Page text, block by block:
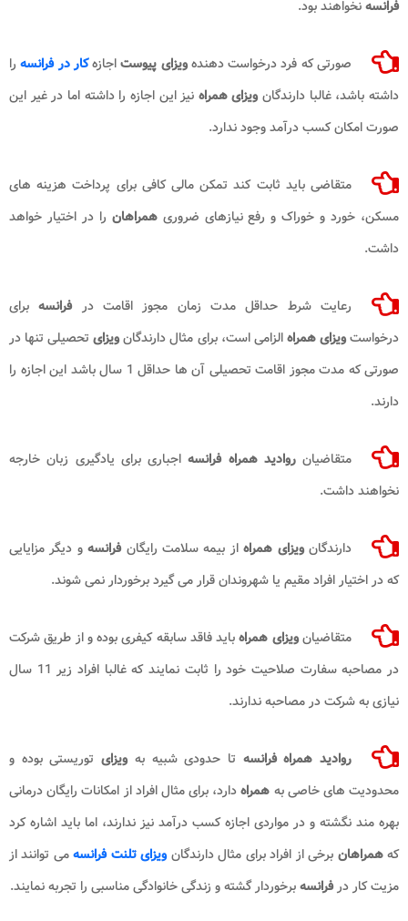
فرانسهنخواهند بود.
صورتی که فرد درخواست دهندهویزای پیوستاجازهکار در فرانسه را
داشته باشد، غالبا دارندگان ویزای همراه نیز این اجازه را داشته اما در غیر این
صورت امکان کسب درآمد وجود ندارد.
متقاضی باید ثابت کند تمکن مالی کافی برای پرداخت هزینه های
مسکن، خورد و خوراک و رفع نیازهای ضروریهمراهان را در اختیار خواهد
داشت.
رعایت شرط حداقل مدت زمان مجوز اقامت درفرانسه برای
درخواستویزای همراهالزامی است، برای مثال دارندگانویزای تحصیلی تنها در
صورتی که مدت مجوز اقامت تحصیلی آن ها حداقل 1 سال باشد این اجازه را
دارند.
متقاضیانروادید همراه فرانسهاجباری برای یادگیری زبان خارجه
نخواهند داشت.
دارندگانویزای همراهاز بیمه سلامت رایگانفرانسهو دیگر مزایایی
که در اختیار افراد مقیم یا شهروندان قرار می گیرد برخوردار نمی شوند.
متقاضیانویزای همراهباید فاقد سابقه کیفری بوده و از طریق شرکت
در مصاحبه سفارت صلاحیت خود را ثابت نمایند که غالبا افراد زیر 11 سال
نیازی به شرکت در مصاحبه ندارند.
روادید همراه فرانسه تا حدودی شبیه به ویزای توریستی بوده و
محدودیت های خاصی به همراهدارد، برای مثال افراد از امکانات رایگان درمانی
بهره مند نگشته و در مواردی اجازه کسب درآمد نیز ندارند، اما باید اشاره کرد
کههمراهان برخی از افراد برای مثال دارندگانویزای تلنت فرانسهمی توانند از
مزیت کار درفرانسهبرخوردار گشته و زندگی خانوادگی مناسبی را تجربه نمایند.